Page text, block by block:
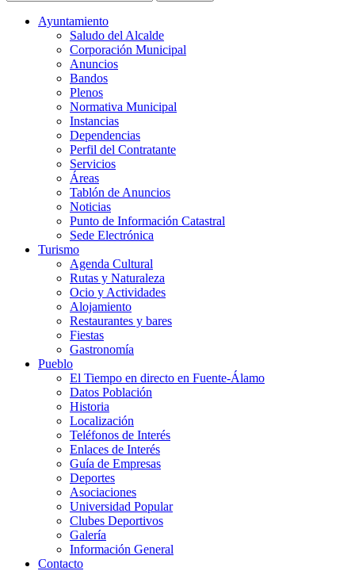
Ayuntamiento
Saludo del Alcalde
Corporación Municipal
Anuncios
Bandos
Plenos
Normativa Municipal
Instancias
Dependencias
Perfil del Contratante
Servicios
Áreas
Tablón de Anuncios
Noticias
Punto de Información Catastral
Sede Electrónica
Turismo
Agenda Cultural
Rutas y Naturaleza
Ocio y Actividades
Alojamiento
Restaurantes y bares
Fiestas
Gastronomía
Pueblo
El Tiempo en directo en Fuente-Álamo
Datos Población
Historia
Localización
Teléfonos de Interés
Enlaces de Interés
Guía de Empresas
Deportes
Asociaciones
Universidad Popular
Clubes Deportivos
Galería
Información General
Contacto